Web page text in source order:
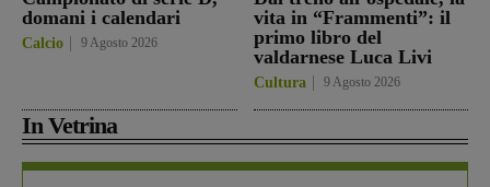
domani i calendari
Calcio 9 Agosto 2026
vita in “Frammenti”: il
primo libro del
valdarnese Luca Livi
Cultura 9 Agosto 2026
In Vetrina